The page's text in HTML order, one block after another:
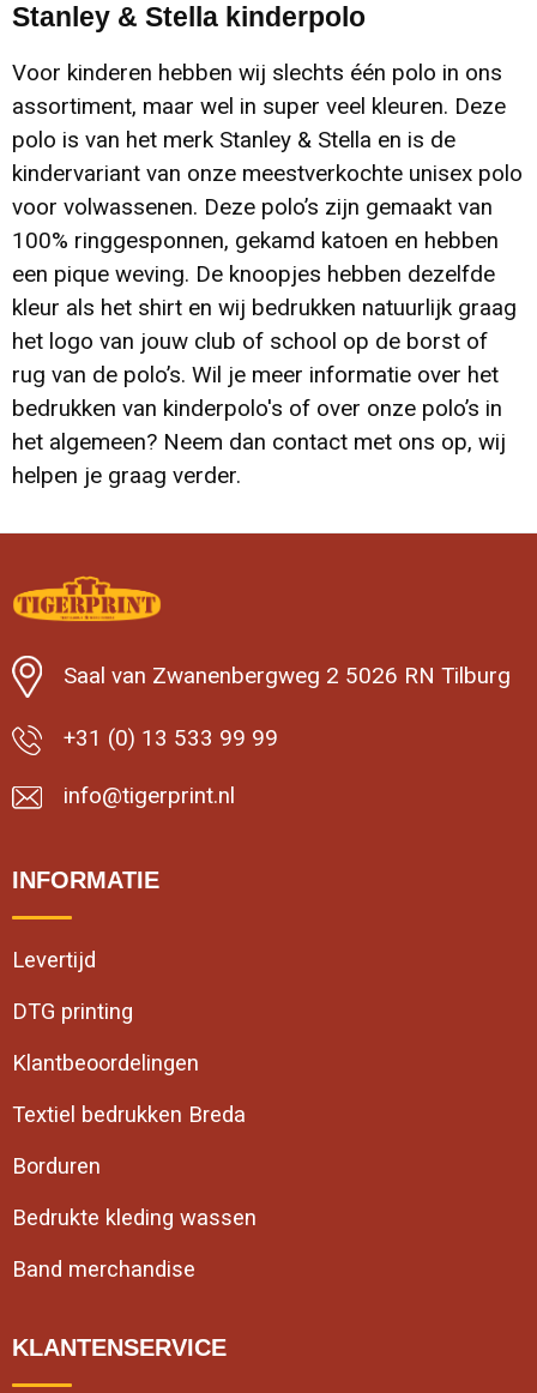
Stanley & Stella kinderpolo
Voor kinderen hebben wij slechts één polo in ons
assortiment, maar wel in super veel kleuren. Deze
polo is van het merk Stanley & Stella en is de
kindervariant van onze meestverkochte unisex polo
voor volwassenen. Deze polo’s zijn gemaakt van
100% ringgesponnen, gekamd katoen en hebben
een pique weving. De knoopjes hebben dezelfde
kleur als het shirt en wij bedrukken natuurlijk graag
het logo van jouw club of school op de borst of
rug van de polo’s. Wil je meer informatie over het
bedrukken van kinderpolo's of over onze polo’s in
het algemeen? Neem dan contact met ons op, wij
helpen je graag verder.
Saal van Zwanenbergweg 2 5026 RN Tilburg
+31 (0) 13 533 99 99
info@tigerprint.nl
INFORMATIE
Levertijd
DTG printing
Klantbeoordelingen
Textiel bedrukken Breda
Borduren
Bedrukte kleding wassen
Band merchandise
KLANTENSERVICE